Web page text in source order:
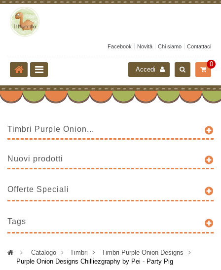
Facebook Novità Chi siamo Contattaci
0
Accedi
Timbri Purple Onion...
Nuovi prodotti
Offerte Speciali
Tags
> Catalogo > Timbri >
Timbri Purple Onion Designs
Purple Onion Designs Chilliezgraphy by Pei - Party Pig